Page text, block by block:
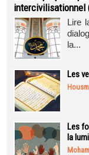
intercivilisationnel
Lire
la...
Les
Les
la